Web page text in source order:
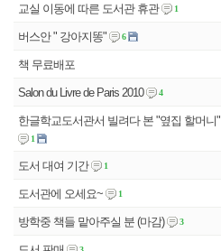
교실 이동에 따른 도서관 휴관 1
버스안 " 강아지똥" 6
책 무료배포
Salon du Livre de Paris 2010 4
한글학교도서관서 빌려다 본 "옆집 할머니"
1
도서 대여 기간 1
도서관에 오세요~ 1
방학중 책들 맡아주실 분 (마감) 3